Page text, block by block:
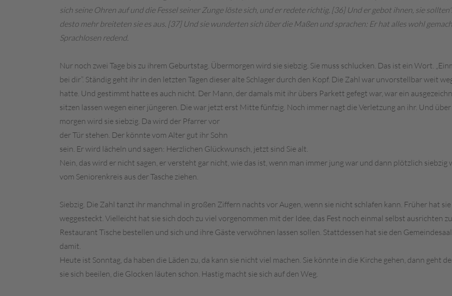
sich seine Ohren auf und die Fessel seiner Zunge löste sich, und er redete richtig. [36] Und er gebot ihnen, sie
desto mehr breiteten sie es aus. [37] Und sie wunderten sich über die Maßen und sprachen: Er hat alles wohl
Sprachlosen redend.
Nur noch zwei Tage bis zu ihrem Geburtstag. Übermorgen wird sie siebzig. Sie muss schlucken. Das ist ein Wort.
bei dir”. Ständig geht ihr in den letzten Tagen dieser alte Schlager durch den Kopf. Die Zahl war unvorstellbar weit
hatte. Und gestimmt hatte es auch nicht. Der Mann, der damals mit ihr übers Parkett gefegt war, war ein
sitzen lassen wegen einer jüngeren. Die war jetzt erst Mitte fünfzig. Noch immer nagt die Verletzung an ihr. Und über
morgen wird sie siebzig. Da wird der Pfarrer vor
der Tür stehen. Der könnte vom Alter gut ihr Sohn
sein. Er wird lächeln und sagen: Herzlichen Glückwunsch, jetzt sind Sie alt.
Nein, das wird er nicht sagen, er versteht gar nicht, wie das ist, wenn man immer jung war und dann plötzlich
vom Seniorenkreis aus der Tasche ziehen.
Siebzig. Die Zahl tanzt ihr manchmal in großen Ziffern nachts vor Augen, wenn sie nicht schlafen kann. Früher hat
weggesteckt. Vielleicht hat sie sich doch zu viel vorgenommen mit der Idee, das Fest noch einmal selbst ausrichten
Restaurant Tische bestellen und sich und ihre Gäste verwöhnen lassen sollen. Stattdessen hat sie den
damit.
Heute ist Sonntag, da haben die Läden zu, da kann sie nicht viel machen. Sie könnte in die Kirche gehen, dann geht
sie sich beeilen, die Glocken läuten schon. Hastig macht sie sich auf den Weg.